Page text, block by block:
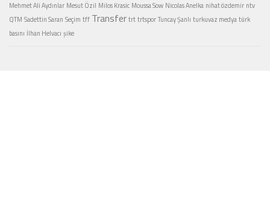
Mehmet Ali Aydınlar Mesut Özil Milos Krasic Moussa Sow Nicolas Anelka nihat özdemir ntv
QTM Sadettin Saran Seçim tff TransfertrttrtsporTuncay Şanlı turkuvaz medyatürk
basını İlhan Helvacı şike